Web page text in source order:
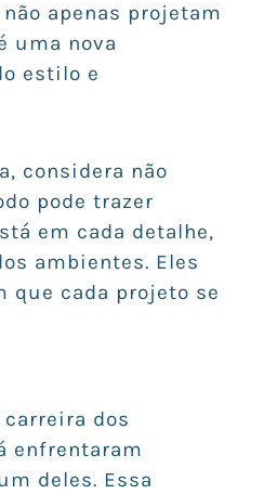
apenas projetam
uma nova
estilo e
considera não
pode trazer
em cada detalhe,
ambientes. Eles
que cada projeto se
dos
enfrentaram
deles. Essa